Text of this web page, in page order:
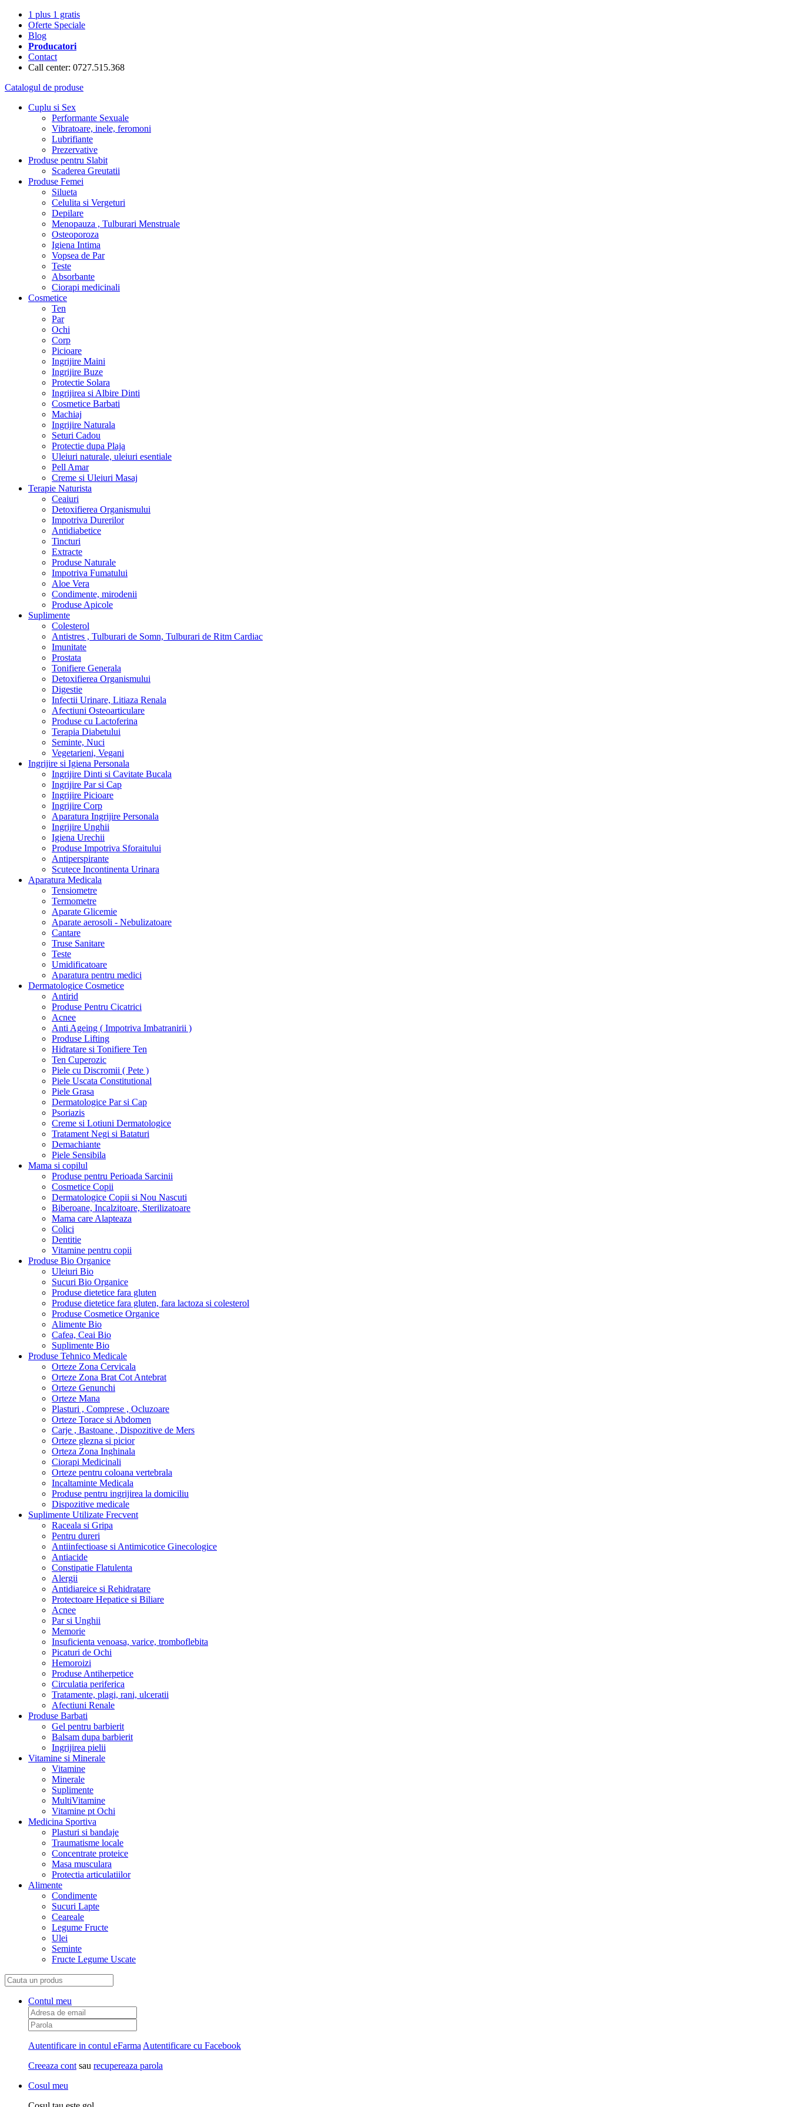
1 plus 1 gratis
Oferte Speciale
Blog
Producatori
Contact
Call center: 0727.515.368
Catalogul de produse
Cuplu si Sex
Performante Sexuale
Vibratoare, inele, feromoni
Lubrifiante
Prezervative
Produse pentru Slabit
Scaderea Greutatii
Produse Femei
Silueta
Celulita si Vergeturi
Depilare
Menopauza , Tulburari Menstruale
Osteoporoza
Igiena Intima
Vopsea de Par
Teste
Absorbante
Ciorapi medicinali
Cosmetice
Ten
Par
Ochi
Corp
Picioare
Ingrijire Maini
Ingrijire Buze
Protectie Solara
Ingrijirea si Albire Dinti
Cosmetice Barbati
Machiaj
Ingrijire Naturala
Seturi Cadou
Protectie dupa Plaja
Uleiuri naturale, uleiuri esentiale
Pell Amar
Creme si Uleiuri Masaj
Terapie Naturista
Ceaiuri
Detoxifierea Organismului
Impotriva Durerilor
Antidiabetice
Tincturi
Extracte
Produse Naturale
Impotriva Fumatului
Aloe Vera
Condimente, mirodenii
Produse Apicole
Suplimente
Colesterol
Antistres , Tulburari de Somn, Tulburari de Ritm Cardiac
Imunitate
Prostata
Tonifiere Generala
Detoxifierea Organismului
Digestie
Infectii Urinare, Litiaza Renala
Afectiuni Osteoarticulare
Produse cu Lactoferina
Terapia Diabetului
Seminte, Nuci
Vegetarieni, Vegani
Ingrijire si Igiena Personala
Ingrijire Dinti si Cavitate Bucala
Ingrijire Par si Cap
Ingrijire Picioare
Ingrijire Corp
Aparatura Ingrijire Personala
Ingrijire Unghii
Igiena Urechii
Produse Impotriva Sforaitului
Antiperspirante
Scutece Incontinenta Urinara
Aparatura Medicala
Tensiometre
Termometre
Aparate Glicemie
Aparate aerosoli - Nebulizatoare
Cantare
Truse Sanitare
Teste
Umidificatoare
Aparatura pentru medici
Dermatologice Cosmetice
Antirid
Produse Pentru Cicatrici
Acnee
Anti Ageing ( Impotriva Imbatranirii )
Produse Lifting
Hidratare si Tonifiere Ten
Ten Cuperozic
Piele cu Discromii ( Pete )
Piele Uscata Constitutional
Piele Grasa
Dermatologice Par si Cap
Psoriazis
Creme si Lotiuni Dermatologice
Tratament Negi si Bataturi
Demachiante
Piele Sensibila
Mama si copilul
Produse pentru Perioada Sarcinii
Cosmetice Copii
Dermatologice Copii si Nou Nascuti
Biberoane, Incalzitoare, Sterilizatoare
Mama care Alapteaza
Colici
Dentitie
Vitamine pentru copii
Produse Bio Organice
Uleiuri Bio
Sucuri Bio Organice
Produse dietetice fara gluten
Produse dietetice fara gluten, fara lactoza si colesterol
Produse Cosmetice Organice
Alimente Bio
Cafea, Ceai Bio
Suplimente Bio
Produse Tehnico Medicale
Orteze Zona Cervicala
Orteze Zona Brat Cot Antebrat
Orteze Genunchi
Orteze Mana
Plasturi , Comprese , Ocluzoare
Orteze Torace si Abdomen
Carje , Bastoane , Dispozitive de Mers
Orteze glezna si picior
Orteza Zona Inghinala
Ciorapi Medicinali
Orteze pentru coloana vertebrala
Incaltaminte Medicala
Produse pentru ingrijirea la domiciliu
Dispozitive medicale
Suplimente Utilizate Frecvent
Raceala si Gripa
Pentru dureri
Antiinfectioase si Antimicotice Ginecologice
Antiacide
Constipatie Flatulenta
Alergii
Antidiareice si Rehidratare
Protectoare Hepatice si Biliare
Acnee
Par si Unghii
Memorie
Insuficienta venoasa, varice, tromboflebita
Picaturi de Ochi
Hemoroizi
Produse Antiherpetice
Circulatia periferica
Tratamente, plagi, rani, ulceratii
Afectiuni Renale
Produse Barbati
Gel pentru barbierit
Balsam dupa barbierit
Ingrijirea pielii
Vitamine si Minerale
Vitamine
Minerale
Suplimente
MultiVitamine
Vitamine pt Ochi
Medicina Sportiva
Plasturi si bandaje
Traumatisme locale
Concentrate proteice
Masa musculara
Protectia articulatiilor
Alimente
Condimente
Sucuri Lapte
Ceareale
Legume Fructe
Ulei
Seminte
Fructe Legume Uscate
Contul meu
Autentificare in contul eFarma Autentificare cu Facebook
Creeaza cont sau recupereaza parola
Cosul meu